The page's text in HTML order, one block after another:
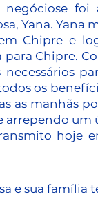
e foi
Yana. Yana
Chipre e
Chipre.
os
as manhãs
arrependo um
hoje
e sua